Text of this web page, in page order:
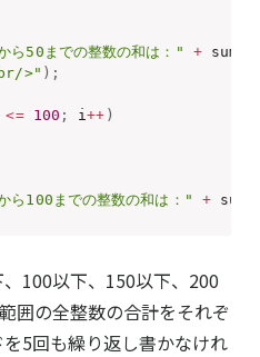
ら50までの整数の和は：" + sum1
>" ) ;
<= 100 ; i++ )
ら100までの整数の和は：" + sum2
100以下、150以下、200
囲の全整数の合計をそれぞ
5回も繰り返し書かなけれ